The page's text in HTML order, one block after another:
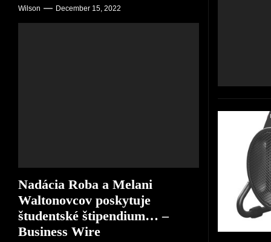
Wilson December 15, 2022
Nadácia Roba a Melani
Waltonovcov poskytuje
študentské štipendium… –
Business Wire